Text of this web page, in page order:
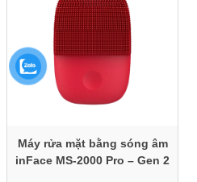
Máy rửa mặt bằng sóng âm
inFace MS-2000 Pro – Gen 2